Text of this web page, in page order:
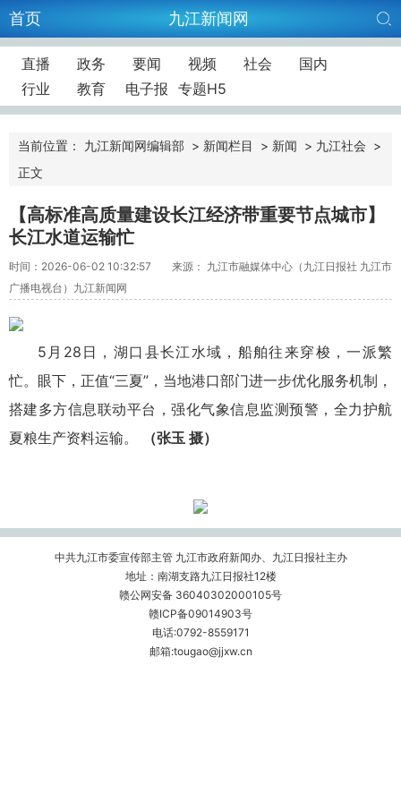
首页 九江新闻网
直播 政务 要闻 视频 社会
国内
行业
教育 电子报 专题H5
当前位置： 九江新闻网编辑部 > 新闻栏目 > 新闻 > 九江社会 >
正文
【高标准高质量建设长江经济带重要节点城市】
长江水道运输忙
时间：2026-06-02 10:32:57
来源： 九江市融媒体中心（九江日报社 九江市
广播电视台）九江新闻网
5月28日，湖口县长江水域，船舶往来穿梭，一派繁
忙。眼下，正值“三夏”，当地港口部门进一步优化服务机制，
搭建多方信息联动平台，强化气象信息监测预警，全力护航
夏粮生产资料运输。
（张玉 摄）
中共九江市委宣传部主管 九江市政府新闻办、九江日报社主办
地址：南湖支路九江日报社12楼
赣公网安备 36040302000105号
赣ICP备09014903号
电话:0792-8559171
邮箱:tougao@jjxw.cn